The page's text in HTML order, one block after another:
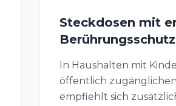
Steckdosen mit
Berührungsschutz
In Haushalten mit
öffentlich
empfiehlt sich